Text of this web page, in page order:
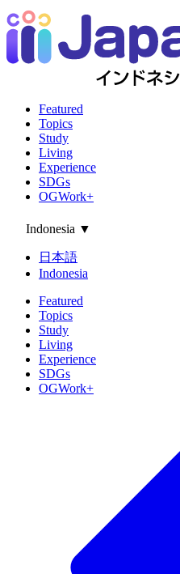
Featured
Topics
Study
Living
Experience
SDGs
OGWork+
Indonesia ▼
日本語
Indonesia
Featured
Topics
Study
Living
Experience
SDGs
OGWork+